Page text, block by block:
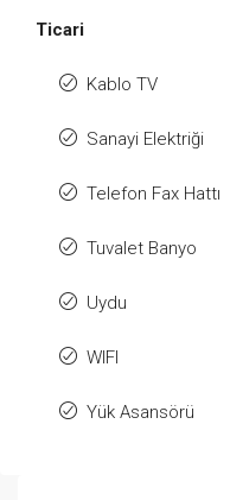
Ticari
Kablo TV
Sanayi Elektriği
Telefon Fax Hattı
Tuvalet Banyo
Uydu
WIFI
Yük Asansörü